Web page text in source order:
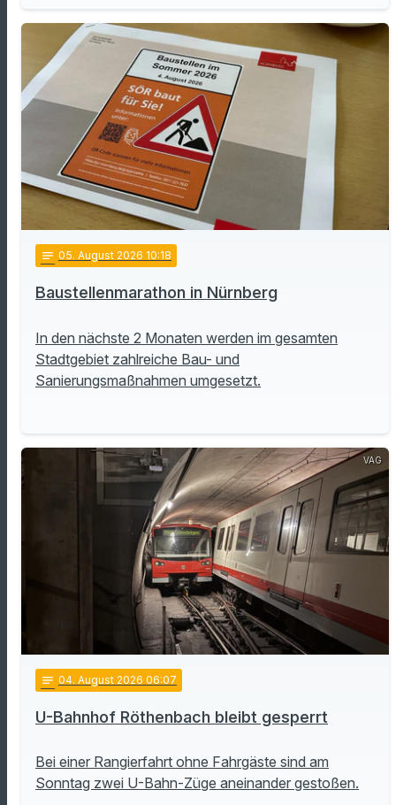
notes 05. August 2026 10:18
Baustellenmarathon in Nürnberg
In den nächste 2 Monaten werden im gesamten
Stadtgebiet zahlreiche Bau- und
Sanierungsmaßnahmen umgesetzt.
VAG
notes 04. August 2026 06:07
U-Bahnhof Röthenbach bleibt gesperrt
Bei einer Rangierfahrt ohne Fahrgäste sind am
Sonntag zwei U-Bahn-Züge aneinander gestoßen.